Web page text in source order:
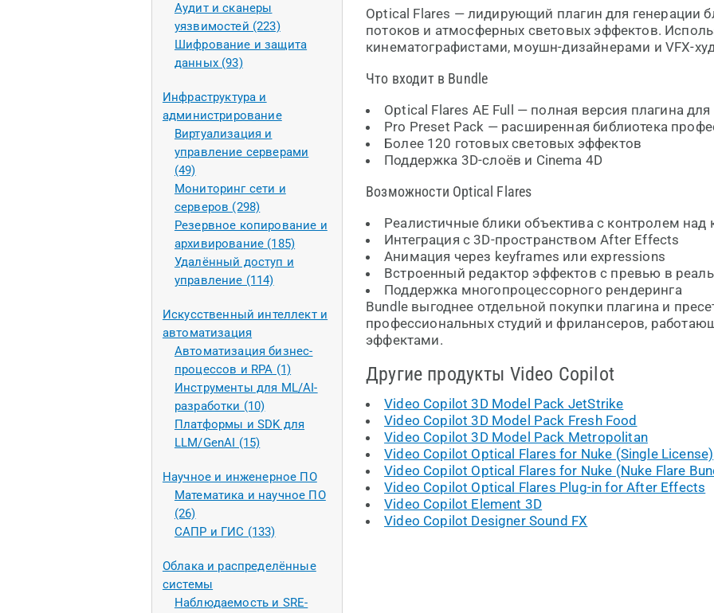
Аудит и сканеры
уязвимостей (223)
Шифрование и защита
данных (93)
Инфраструктура и
администрирование
Виртуализация и
управление серверами
(49)
Мониторинг сети и
серверов (298)
Резервное копирование и
архивирование (185)
Удалённый доступ и
управление (114)
Искусственный интеллект и
автоматизация
Автоматизация бизнес-
процессов и RPA (1)
Инструменты для ML/AI-
разработки (10)
Платформы и SDK для
LLM/GenAI (15)
Научное и инженерное ПО
Математика и научное ПО
(26)
САПР и ГИС (133)
Облака и распределённые
системы
Наблюдаемость и SRE-
Optical Flares — лидирующий плагин для генерации
потоков и атмосферных световых эффектов.
кинематографистами, моушн-дизайнерами и VFX-
Что входит в Bundle
Optical Flares AE Full — полная версия плагина
Pro Preset Pack — расширенная библиотека
Более 120 готовых световых эффектов
Поддержка 3D-слоёв и Cinema 4D
Возможности Optical Flares
Реалистичные блики объектива с контролем
Интеграция с 3D-пространством After Effects
Анимация через keyframes или expressions
Встроенный редактор эффектов с превью в
Поддержка многопроцессорного рендеринга
Bundle выгоднее отдельной покупки плагина и
профессиональных студий и фрилансеров,
эффектами.
Другие продукты Video Copilot
Video Copilot 3D Model Pack JetStrike
Video Copilot 3D Model Pack Fresh Food
Video Copilot 3D Model Pack Metropolitan
Video Copilot Optical Flares for Nuke (Single License)
Video Copilot Optical Flares for Nuke (Nuke Flare
Video Copilot Optical Flares Plug-in for After Effects
Video Copilot Element 3D
Video Copilot Designer Sound FX